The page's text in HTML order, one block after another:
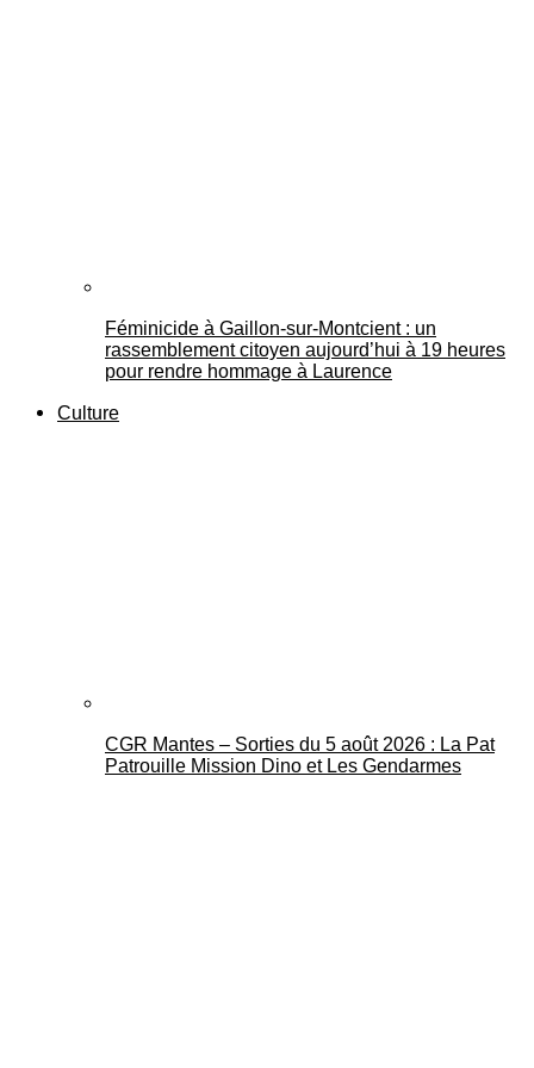
Féminicide à Gaillon‑sur‑Montcient : un
rassemblement citoyen aujourd’hui à 19 heures
pour rendre hommage à Laurence
Culture
CGR Mantes – Sorties du 5 août 2026 : La Pat
Patrouille Mission Dino et Les Gendarmes